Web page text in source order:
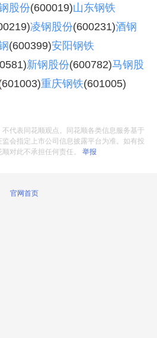
股份(600019)山东钢铁
凌钢股份(600231)酒钢
(600399)安阳钢铁
新钢股份(600782)马钢股
重庆钢铁(601005)
代表同花顺观点。同花顺各类信息服务基于
会指定上市公司信息披露平台为准。如有投
顺对此不承担任何责任。举报
官网首页